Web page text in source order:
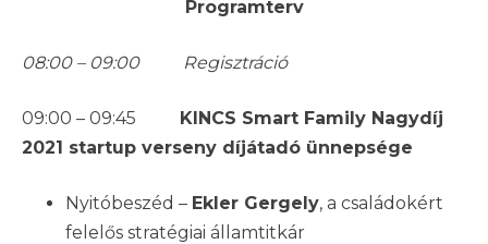
Programterv
08:00 – 09:00 Regisztráció
09:00 – 09:45 KINCS Smart Family Nagydíj
2021 startup verseny díjátadó ünnepsége
Nyitóbeszéd – Ekler Gergely, a családokért
felelős stratégiai államtitkár